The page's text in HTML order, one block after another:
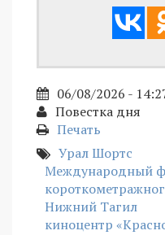
06/08/2026 -
Повестка дня
Печать
Урал Шортс
Международный
Нижний Тагил
киноцентр